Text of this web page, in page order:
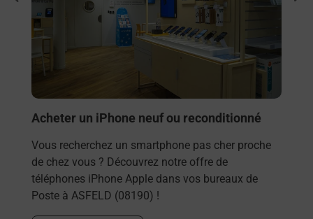
Acheter un iPhone neuf ou reconditionné
Vous recherchez un smartphone pas cher proche
de chez vous ? Découvrez notre offre de
téléphones iPhone Apple dans vos bureaux de
Poste à ASFELD (08190) !